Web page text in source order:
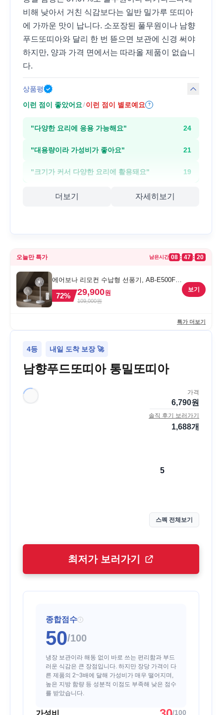
비해 낮아서 거친 식감보다는 일반 밀가루 또띠아
에 가까운 맛이 납니다. 소포장된 풀무원이나 남향
푸드또띠아와 달리 한 번 뜯으면 보관에 신경 써야
하지만, 양과 가격 면에서는 따라올 제품이 없습니
다.
상품평
이런 점이 좋았어요 / 이런 점이 별로예요 ?
"다양한 요리에 응용 가능해요" 24
"대용량이라 가성비가 좋아요" 21
"크기가 커서 다양한 요리에 활용돼요" 19
더보기 자세히보기
오늘만 특가 남은시간 08 : 47 : 20
에어보나 리모컨 수납형 선풍기, AB-E500FF,
1개
72% 29,900원
109,000원
보기
특가 더보기
4등 내일 도착 보장 🚀
남향푸드또띠아 통밀또띠아
가격
6,790원
솔직 후기 보러가기
1,688개
5
스펙 전체보기
최저가 보러가기
종합점수 i
50/100
냉장 보관이라 해동 없이 바로 쓰는 편리함과 부드
러운 식감은 큰 장점입니다. 하지만 장당 가격이 다
른 제품의 2~3배에 달해 가성비가 매우 떨어지며,
높은 지방 함량 등 성분적 이점도 부족해 낮은 점수
를 받았습니다.
가성비 /100